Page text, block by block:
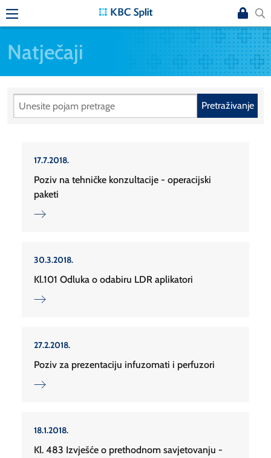
Natječaji
Pretraživanje
17.7.2018.
Poziv na tehničke konzultacije - operacijski
paketi
30.3.2018.
Kl.101 Odluka o odabiru LDR aplikatori
27.2.2018.
Poziv za prezentaciju infuzomati i perfuzori
18.1.2018.
Kl. 483 Izvješće o prethodnom savjetovanju -